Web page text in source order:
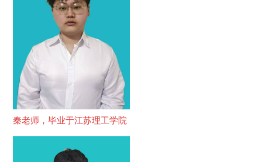
秦老师，毕业于江苏理工学院